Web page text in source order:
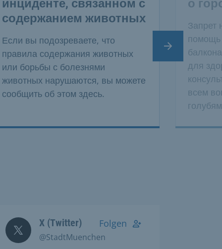
инциденте, связанном с
содержанием животных
Если вы подозреваете, что
правила содержания животных
или борьбы с болезнями
животных нарушаются, вы можете
сообщить об этом здесь.
о
Запрет
помощь
для
всем
Следующий
X (Twitter)
@StadtMuenchen
Folgen